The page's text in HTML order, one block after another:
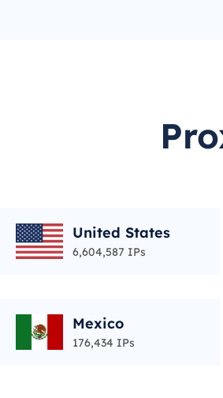
United States
6,604,587 IPs
Mexico
176,434 IPs